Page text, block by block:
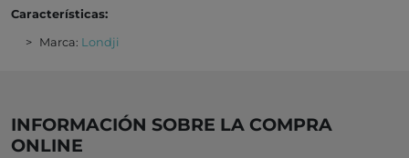
Características:
Marca: Londji
INFORMACIÓN SOBRE LA COMPRA
ONLINE